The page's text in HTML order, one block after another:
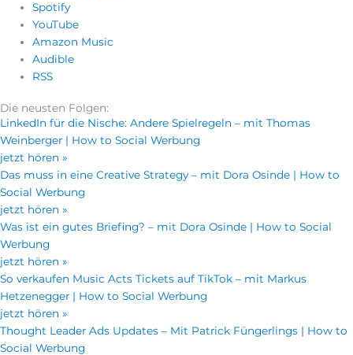
Spotify
YouTube
Amazon Music
Audible
RSS
Die neusten Folgen:
LinkedIn für die Nische: Andere Spielregeln – mit Thomas
Weinberger | How to Social Werbung
jetzt hören »
Das muss in eine Creative Strategy – mit Dora Osinde | How to
Social Werbung
jetzt hören »
Was ist ein gutes Briefing? – mit Dora Osinde | How to Social
Werbung
jetzt hören »
So verkaufen Music Acts Tickets auf TikTok – mit Markus
Hetzenegger | How to Social Werbung
jetzt hören »
Thought Leader Ads Updates – Mit Patrick Füngerlings | How to
Social Werbung